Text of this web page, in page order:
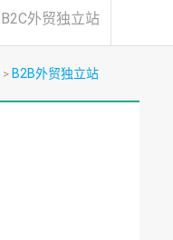
B2C外贸独立站
> B2B外贸独立站